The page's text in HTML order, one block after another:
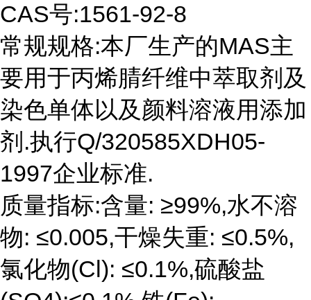
CAS号:1561-92-8
常规规格:本厂生产的MAS主
要用于丙烯腈纤维中萃取剂及
染色单体以及颜料溶液用添加
剂.执行Q/320585XDH05-
1997企业标准.
质量指标:含量: ≥99%,水不溶
物: ≤0.005,干燥失重: ≤0.5%,
氯化物(Cl): ≤0.1%,硫酸盐